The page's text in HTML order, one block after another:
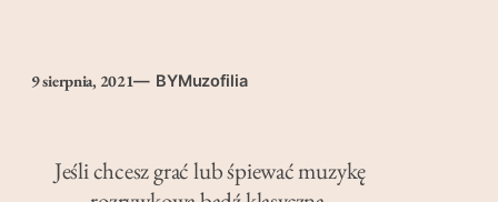
9 sierpnia, 2021— BYMuzofilia
Jeśli chcesz grać lub śpiewać muzykę